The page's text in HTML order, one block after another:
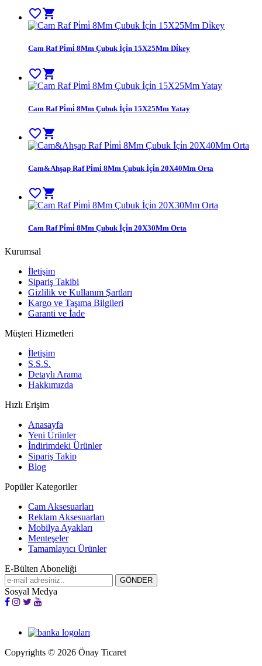
favorite_bordershopping_cart
Cam Raf Pi̇mi̇ 8Mm Çubuk İçi̇n 15X25Mm Di̇key
favorite_bordershopping_cart
Cam Raf Pi̇mi̇ 8Mm Çubuk İçi̇n 15X25Mm Yatay
favorite_bordershopping_cart
Cam&Ahşap Raf Pi̇mi̇ 8Mm Çubuk İçi̇n 20X40Mm Orta
favorite_bordershopping_cart
Cam Raf Pi̇mi̇ 8Mm Çubuk İçi̇n 20X30Mm Orta
Kurumsal
İletişim
Sipariş Takibi
Gizlilik ve Kullanım Şartları
Kargo ve Taşıma Bilgileri
Garanti ve İade
Müşteri Hizmetleri
İletişim
S.S.S.
Detaylı Arama
Hakkımızda
Hızlı Erişim
Anasayfa
Yeni Ürünler
İndirimdeki Ürünler
Sipariş Takip
Blog
Popüler Kategoriler
Cam Aksesuarları
Reklam Aksesuarları
Mobilya Ayakları
Menteşeler
Tamamlayıcı Ürünler
E-Bülten Aboneliği
Sosyal Medya
Copyrights © 2026 Önay Ticaret